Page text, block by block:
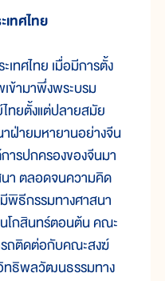
ทศไทย
ศไทย เมื่อมีการตั้ง
ข้ามาพึ่งพระบรม
ทยตั้งแต่ปลายสมัย
ฝ่ายมหายานอย่างจีน
ารปกครองของจีนมา
า ตลอดจนความคิด
พิธีกรรมทางศาสนา
โกสินทร์ตอนต้น คณะ
รถติดต่อกับคณะสงฆ์
ทธิพลวัฒนธรรมทาง